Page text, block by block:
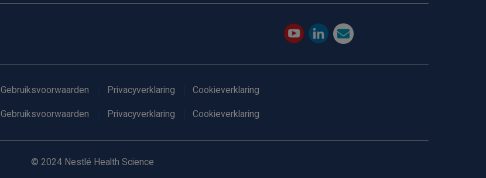
Gebruiksvoorwaarden Privacyverklaring Cookieverklaring
Gebruiksvoorwaarden Privacyverklaring Cookieverklaring
© 2024 Nestlé Health Science